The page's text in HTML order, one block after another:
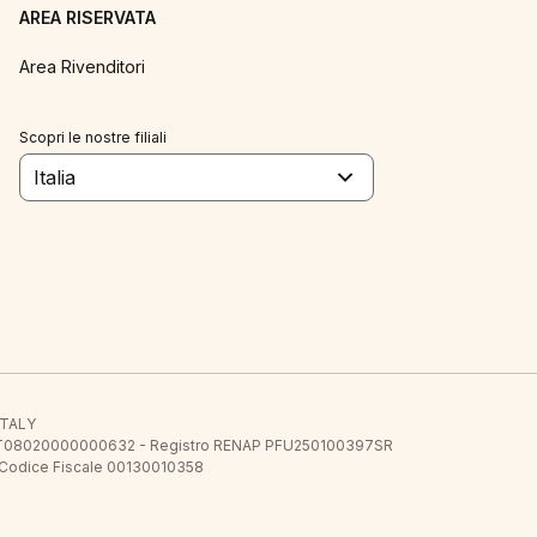
AREA RISERVATA
Area Rivenditori
Scopri le nostre filiali
Italia
- Registro RENAP PFU250100397SR
Fiscale 00130010358